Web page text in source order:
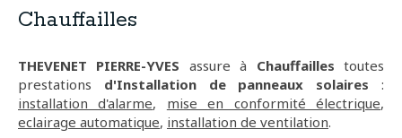
Chauffailles
THEVENET PIERRE-YVES assure à Chauffailles toutes
prestations d'Installation de panneaux solaires :
installation d'alarme, mise en conformité électrique,
eclairage automatique, installation de ventilation.